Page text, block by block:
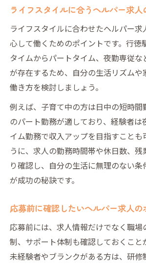
ライフスタイルに合うヘルパー求人
ライフスタイルに合わせたヘルパー求
心して働くためのポイントです。行徳
タイムからパートタイム、夜勤専従
が存在するため、自分の生活リズムや
働き方を検討しましょう。
例えば、子育て中の方は日中の短時間
のパート勤務が適しており、経験者は
イム勤務で収入アップを目指すことも
うに、求人の勤務時間帯や休日数、
り確認し、自分の生活に無理のない条
が成功の秘訣です。
応募前に確認したいヘルパー求人の
応募前には、求人情報だけでなく職
制、サポート体制も確認しておくこと
未経験者やブランクがある方は、研修